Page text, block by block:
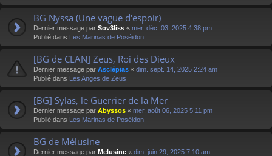
BG Nyssa (Une vague d'espoir)
Dernier message par Sov3liss « mer. déc. 03, 2025 4:38 pm
Publié dans Les Marinas de Poséidon
[BG de CLAN] Zeus, Roi des Dieux
Dernier message par Asclépias « dim. sept. 14, 2025 2:24 am
Publié dans Les Anges de Zeus
[BG] Sylas, le Guerrier de la Mer
Dernier message par Abyssos « mer. août 06, 2025 5:11 pm
Publié dans Les Marinas de Poséidon
BG de Mélusine
Dernier message par Melusine « dim. juin 29, 2025 7:10 am